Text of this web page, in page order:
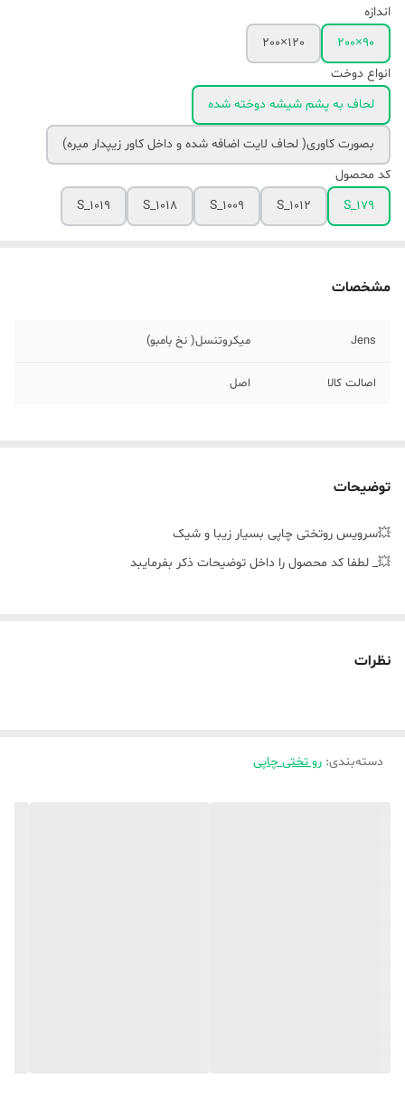
اندازه
90×200
120×200
انواع دوخت
لحاف به پشم شیشه دوخته شده
بصورت کاوری( لحاف لایت اضافه شده و داخل کاور زیپدار میره)
کد محصول
S_179
S_1012
S_1009
S_1018
S_1019
مشخصات
Jens میکروتنسل( نخ بامبو)
اصالت کالا اصل
توضیحات
💥سرویس روتختی چاپی بسیار زیبا و شیک
💥_ لطفا کد محصول را داخل توضیحات ذکر بفرمایبد
نظرات
دسته‌بندی: رو تختی چاپی